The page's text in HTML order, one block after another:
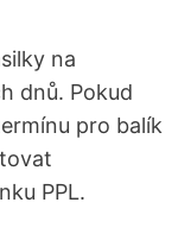
na
dnů. Pokud
pro balík
PPL.